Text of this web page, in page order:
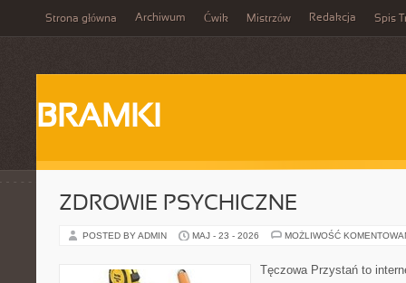
Strona główna Archiwum Ćwik Mistrzów Redakcja Spis
BRAMKI
ZDROWIE PSYCHICZNE
POSTED BY ADMIN MAJ - 23 - 2026 MOŻLIWOŚĆ
Tęczowa Przystań to